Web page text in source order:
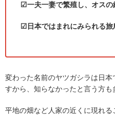
☑一夫一妻で繁殖し、オス
☑ 日本ではまれにみられる
変わった名前のヤツガシラは日
すから、知らなかったと言う方も
平地の畑など人家の近くに現れ